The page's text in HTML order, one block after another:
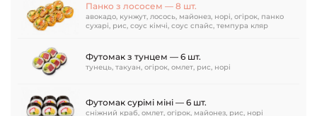
Панко з лососем — 8 шт.
авокадо, кунжут, лосось, майонез, норі, огірок, панко
сухарі, рис, соус кімчі, соус спайс, темпура кляр
Футомак з тунцем — 6 шт.
тунець, такуан, огірок, омлет, рис, норі
Футомак сурімі міні — 6 шт.
сніжний краб, омлет, огірок, майонез, рис, норі